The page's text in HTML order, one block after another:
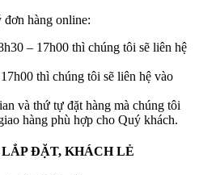
hàng online:
– 17h00 thì chúng tôi sẽ liên hệ
thì chúng tôi sẽ liên hệ vào
và thứ tự đặt hàng mà chúng tôi
hàng phù hợp cho Quý khách.
ĐẶT, KHÁCH LẺ